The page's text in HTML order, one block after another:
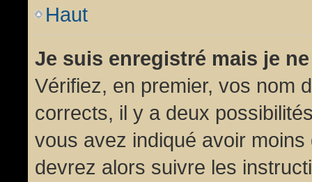
Haut
Je suis enregistré mais je
Vérifiez, en premier, vos nom
corrects, il y a deux
vous avez indiqué avoir
devrez alors suivre les